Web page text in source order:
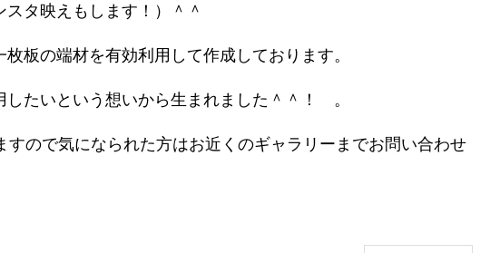
タ映えもします！）＾＾
板の端材を有効利用して作成しております。
したいという想いから生まれました＾＾！ 。
すので気になられた方はお近くのギャラリーまでお問い合わせ